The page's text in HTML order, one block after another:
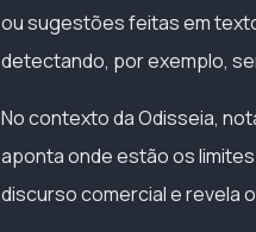
ou sugestões feitas em
detectando, por exemplo,
No contexto da Odisseia,
aponta onde estão os
discurso comercial e revela